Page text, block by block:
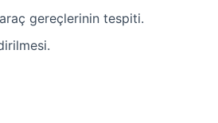
gereçlerinin tespiti.